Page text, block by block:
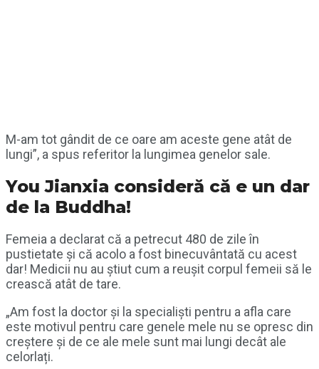
M-am tot gândit de ce oare am aceste gene atât de
lungi”, a spus referitor la lungimea genelor sale.
You Jianxia consideră că e un dar
de la Buddha!
Femeia a declarat că a petrecut 480 de zile în
pustietate și că acolo a fost binecuvântată cu acest
dar! Medicii nu au știut cum a reușit corpul femeii să le
crească atât de tare.
„Am fost la doctor și la specialiști pentru a afla care
este motivul pentru care genele mele nu se opresc din
creștere și de ce ale mele sunt mai lungi decât ale
celorlați.